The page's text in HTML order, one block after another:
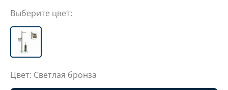
Выберите цвет:
Цвет: Светлая бронза